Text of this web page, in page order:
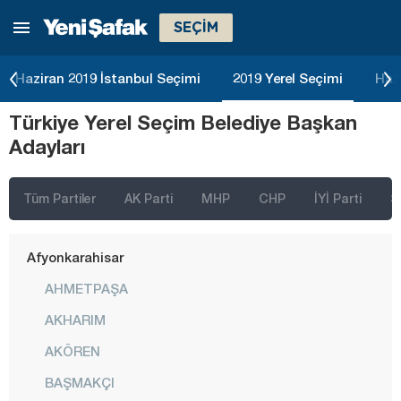
SEÇİM
Haziran 2019 İstanbul Seçimi 2019 Yerel Seçimi
Türkiye Yerel Seçim Belediye Başkan
Adayları
Tüm Partiler AK Parti MHP CHP İYİ Parti
Ankara
İzmir
Adıyaman
Afyonkarahisar
AHMETPAŞA
AKHARIM
AKÖREN
BAŞMAKÇI